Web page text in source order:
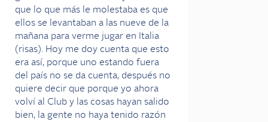
que lo que más le molestaba es que
ellos se levantaban a las nueve de la
mañana para verme jugar en Italia
(risas). Hoy me doy cuenta que esto
era así, porque uno estando fuera
del país no se da cuenta, después no
quiere decir que porque yo ahora
volví al Club y las cosas hayan salido
bien, la gente no haya tenido razón